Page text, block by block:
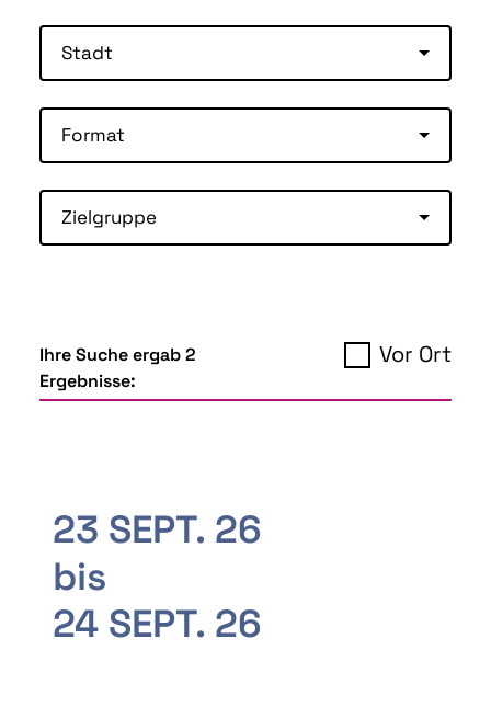
Stadt
Format
Zielgruppe
Ihre Suche ergab 2
Ergebnisse:
Vor Ort
23 SEPT. 26
bis
24 SEPT. 26